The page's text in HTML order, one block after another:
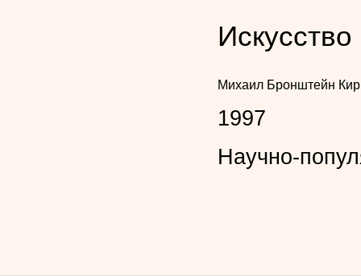
Искусство
Михаил Бронштейн
1997
Научно-